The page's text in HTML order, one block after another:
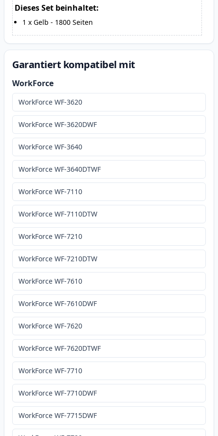
Dieses Set beinhaltet:
1 x Gelb - 1800 Seiten
Garantiert kompatibel mit
WorkForce
WorkForce WF-3620
WorkForce WF-3620DWF
WorkForce WF-3640
WorkForce WF-3640DTWF
WorkForce WF-7110
WorkForce WF-7110DTW
WorkForce WF-7210
WorkForce WF-7210DTW
WorkForce WF-7610
WorkForce WF-7610DWF
WorkForce WF-7620
WorkForce WF-7620DTWF
WorkForce WF-7710
WorkForce WF-7710DWF
WorkForce WF-7715DWF